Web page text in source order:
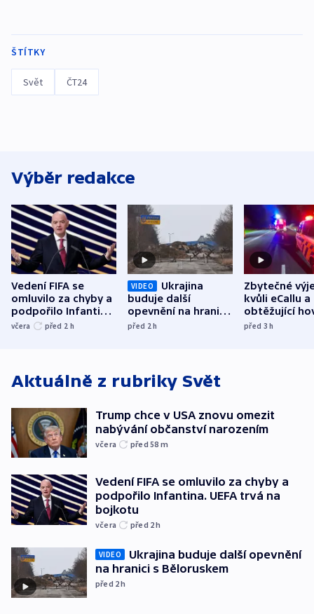
ŠTÍTKY
Svět ČT24
Výběr redakce
Vedení FIFA se
omluvilo za chyby a
podpořilo Infantina.
UEFA trvá na
včera před 2 h
VIDEO
Ukrajina
buduje další
opevnění na hranici
s Běloruskem
před 2h
Zbytečné
kvůli eCallu a
obtěžující
zdržují
před 3h
Aktuálně z rubriky Svět
Trump chce v USA znovu omezit
nabývání občanství narozením
včera před 58 m
Vedení FIFA se omluvilo za chyby a
podpořilo Infantina. UEFA trvá na
bojkotu
včera před 2h
VIDEO
Ukrajina buduje další opevnění
na hranici s Běloruskem
před 2h